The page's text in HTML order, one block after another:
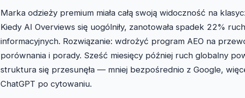
Marka odzieży premium miała całą swoją widoczność na
Kiedy AI Overviews się uogólniły, zanotowała spadek 22%
informacyjnych. Rozwiązanie: wdrożyć program AEO na
porównania i porady. Sześć miesięcy później ruch globalny
struktura się przesunęła — mniej bezpośrednio z Google,
ChatGPT po cytowaniu.